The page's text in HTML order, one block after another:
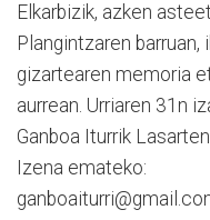
Elkarbizik, azken
Plangin­tzaren barruan,
gizartearen memoria
aurrean. Urriaren 31n
Ganboa Iturrik
Izena emateko: